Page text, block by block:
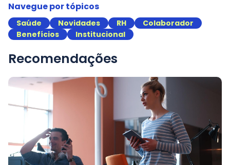
Navegue por tópicos
Saúde Novidades RH
Colaborador
Benefícios
Institucional
Recomendações